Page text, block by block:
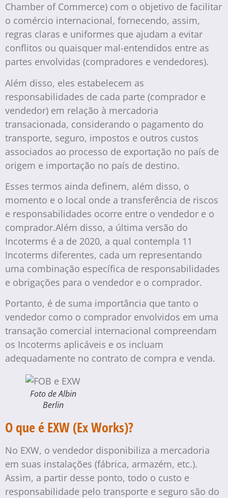
Chamber of Commerce) com o objetivo de facilitar
o comércio internacional, fornecendo, assim,
regras claras e uniformes que ajudam a evitar
conflitos ou quaisquer mal-entendidos entre as
partes envolvidas (compradores e vendedores).
Além disso, eles estabelecem as
responsabilidades de cada parte (comprador e
vendedor) em relação à mercadoria
transacionada, considerando o pagamento do
transporte, seguro, impostos e outros custos
associados ao processo de exportação no país de
origem e importação no país de destino.
Esses termos ainda definem, além disso, o
momento e o local onde a transferência de riscos
e responsabilidades ocorre entre o vendedor e o
comprador.Além disso, a última versão do
Incoterms é a de 2020, a qual contempla 11
Incoterms diferentes, cada um representando
uma combinação específica de responsabilidades
e obrigações para o vendedor e o comprador.
Portanto, é de suma importância que tanto o
vendedor como o comprador envolvidos em uma
transação comercial internacional compreendam
os Incoterms aplicáveis e os incluam
adequadamente no contrato de compra e venda.
Foto de Albin
Berlin
O que é EXW (Ex Works)?
No EXW, o vendedor disponibiliza a mercadoria
em suas instalações (fábrica, armazém, etc.).
Assim, a partir desse ponto, todo o custo e
responsabilidade pelo transporte e seguro são do